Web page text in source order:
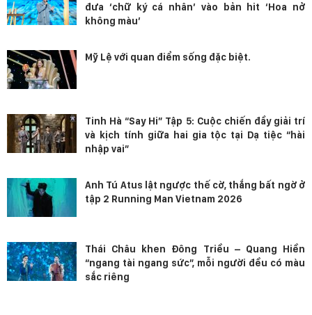
đưa ‘chữ ký cá nhân’ vào bản hit ‘Hoa nở
không màu’
Mỹ Lệ với quan điểm sống đặc biệt.
Tinh Hà “Say Hi” Tập 5: Cuộc chiến đầy giải trí
và kịch tính giữa hai gia tộc tại Dạ tiệc “hài
nhập vai”
Anh Tú Atus lật ngược thế cờ, thắng bất ngờ ở
tập 2 Running Man Vietnam 2026
Thái Châu khen Đông Triều – Quang Hiền
“ngang tài ngang sức”, mỗi người đều có màu
sắc riêng